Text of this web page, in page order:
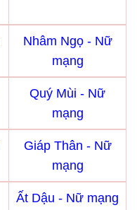
Nhâm Ngọ - Nữ
mạng
Quý Mùi - Nữ
mạng
Giáp Thân - Nữ
mạng
Ất Dậu - Nữ mạng